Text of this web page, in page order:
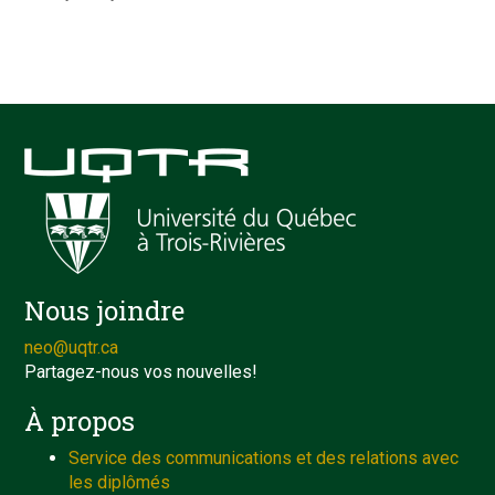
Nous joindre
neo@uqtr.ca
Partagez-nous vos nouvelles!
À propos
Service des communications et des relations avec
les diplômés